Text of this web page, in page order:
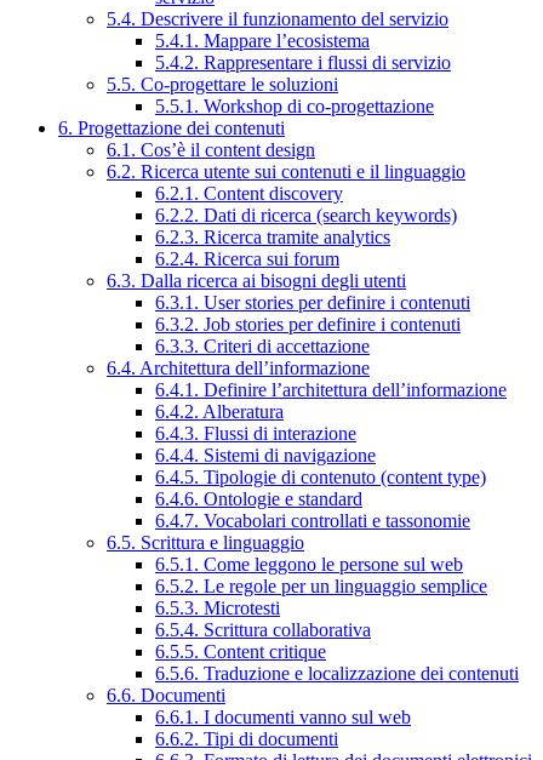
5.4. Descrivere il funzionamento del servizio
5.4.1. Mappare l’ecosistema
5.4.2. Rappresentare i flussi di servizio
5.5. Co-progettare le soluzioni
5.5.1. Workshop di co-progettazione
6. Progettazione dei contenuti
6.1. Cos’è il content design
6.2. Ricerca utente sui contenuti e il linguaggio
6.2.1. Content discovery
6.2.2. Dati di ricerca (search keywords)
6.2.3. Ricerca tramite analytics
6.2.4. Ricerca sui forum
6.3. Dalla ricerca ai bisogni degli utenti
6.3.1. User stories per definire i contenuti
6.3.2. Job stories per definire i contenuti
6.3.3. Criteri di accettazione
6.4. Architettura dell’informazione
6.4.1. Definire l’architettura dell’informazione
6.4.2. Alberatura
6.4.3. Flussi di interazione
6.4.4. Sistemi di navigazione
6.4.5. Tipologie di contenuto (content type)
6.4.6. Ontologie e standard
6.4.7. Vocabolari controllati e tassonomie
6.5. Scrittura e linguaggio
6.5.1. Come leggono le persone sul web
6.5.2. Le regole per un linguaggio semplice
6.5.3. Microtesti
6.5.4. Scrittura collaborativa
6.5.5. Content critique
6.5.6. Traduzione e localizzazione dei contenuti
6.6. Documenti
6.6.1. I documenti vanno sul web
6.6.2. Tipi di documenti